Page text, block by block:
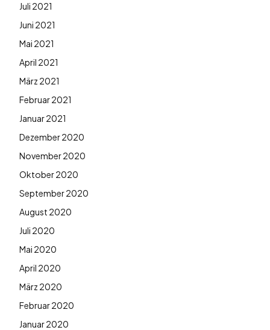
Juli 2021
Juni 2021
Mai 2021
April 2021
März 2021
Februar 2021
Januar 2021
Dezember 2020
November 2020
Oktober 2020
September 2020
August 2020
Juli 2020
Mai 2020
April 2020
März 2020
Februar 2020
Januar 2020